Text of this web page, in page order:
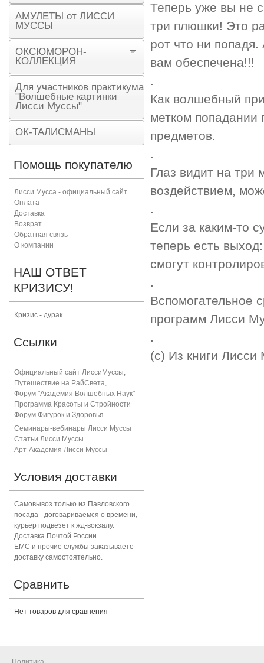
Теперь уже вы не
три плюшки! Это
рот что ни
вам обеспечена!!!
.
Как волшебный
метком попадании
предметов.
.
Глаз видит на три
воздействием,
.
Если за каким-то
теперь есть
смогут
.
Вспомогательное
программ Лисси
.
(с) Из книги
АМУЛЕТЫ от ЛИССИ
МУССЫ
ОКСЮМОРОН-
КОЛЛЕКЦИЯ
Для участников практикума
"Волшебные картинки
Лисси Муссы"
ОК-ТАЛИСМАНЫ
Помощь покупателю
Лисси Мусса - официальный сайт
Оплата
Доставка
Возврат
Обратная связь
О компании
НАШ ОТВЕТ
КРИЗИСУ!
Кризис - дурак
Ссылки
Официальный сайт ЛиссиМуссы,
Путешествие на РайСвета,
Форум "Академия Волшебных Наук"
Программа Красоты и Стройности
Форум Фигурок и Здоровья
Семинары-вебинары Лисси Муссы
Статьи Лисси Муссы
Арт-Академия Лисси Муссы
Условия доставки
Самовывоз только из Павловского
посада - договариваемся о времени,
курьер подвезет к жд-вокзалу.
Доставка Почтой России.
ЕМС и прочие службы заказываете
доставку самостоятельно.
Сравнить
Нет товаров для сравнения